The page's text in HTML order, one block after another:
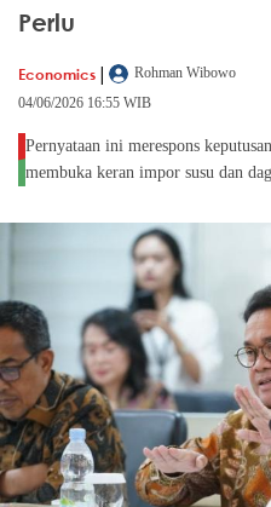
Perlu
Economics |
Rohman Wibowo
04/06/2026 16:55 WIB
Pernyataan ini merespons
membuka keran impor susu dan